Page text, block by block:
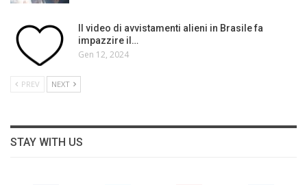
Il video di avvistamenti alieni in Brasile fa
impazzire il…
Gen 12, 2024
PREV NEXT
STAY WITH US